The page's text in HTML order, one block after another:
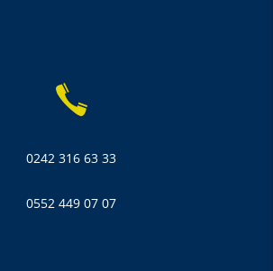
0242 316 63 33
0552 449 07 07